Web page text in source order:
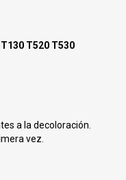
T520 T530
a la decoloración.
vez.